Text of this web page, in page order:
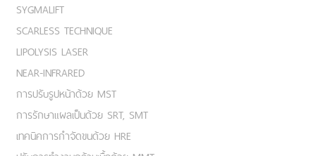
SYGMALIFT
SCARLESS TECHNIQUE
LIPOLYSIS LASER
NEAR-INFRARED
การปรับรูปหน้าด้วย MST
การรักษาแผลเป็นด้วย SRT, SMT
เทคนิคการกำจัดขนด้วย HRE